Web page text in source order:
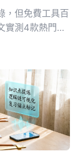
，但免費工具百
實測4款熱門AI